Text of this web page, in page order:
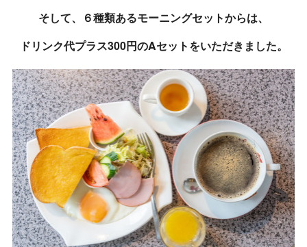
そして、６種類あるモーニングセットからは、
ドリンク代プラス300円のAセットをいただきました。